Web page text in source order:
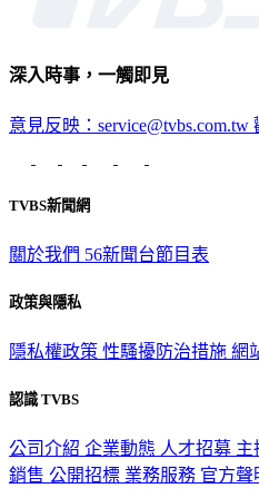
深入時事，一觸即見
意見反映：service@tvbs.com.tw
TVBS新聞網
關於我們 56新聞台節目表
政策與隱私
隱私權政策 性騷擾防治措施 網
認識 TVBS
公司介紹 企業動態 人才招募 主
銷售 公開招標 業務服務 官方聲